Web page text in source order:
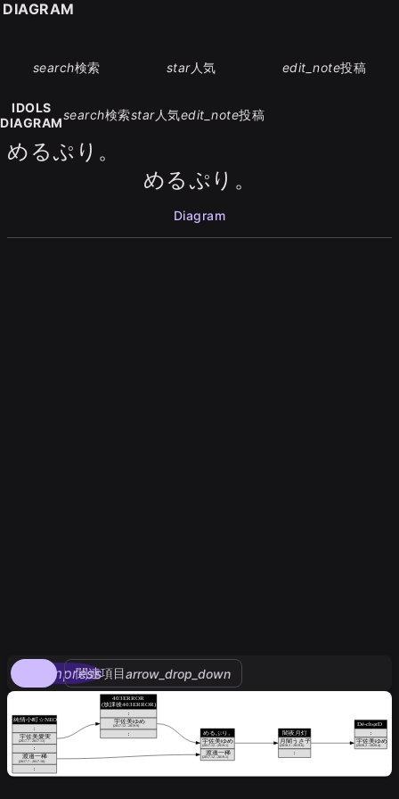
search検索 star人気 edit_note投稿
IDOLS
DIAGRAM
search検索star人気edit_note投稿
めるぷり。
めるぷり。
Diagram
compress
関連項目arrow_drop_down